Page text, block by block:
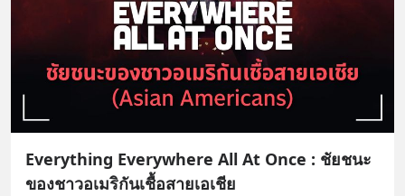
Everything Everywhere All At Once : ชัยชนะ
ของชาวอเมริกันเชื้อสายเอเชีย